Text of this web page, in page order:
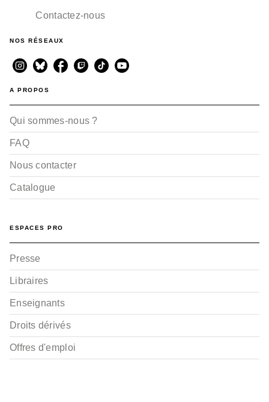
Contactez-nous
NOS RÉSEAUX
A PROPOS
Qui sommes-nous ?
FAQ
Nous contacter
Catalogue
ESPACES PRO
Presse
Libraires
Enseignants
Droits dérivés
Offres d'emploi